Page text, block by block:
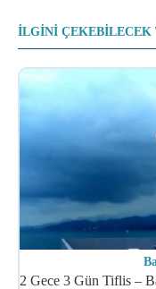
ILGINI ÇEKEBILECEK
2 Gece 3 Gün Tiflis –